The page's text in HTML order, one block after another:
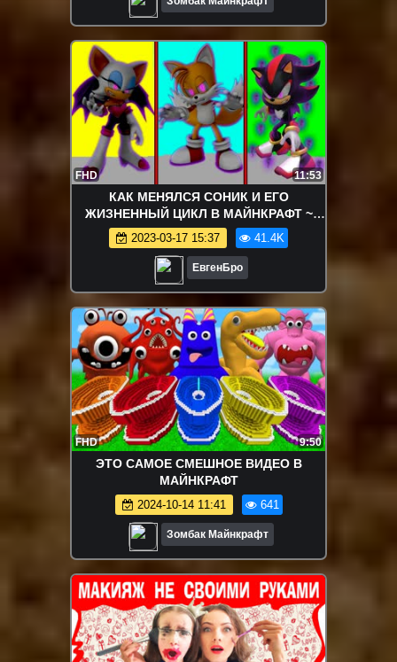
FHD 11:53
КАК МЕНЯЛСЯ СОНИК И ЕГО
ЖИЗНЕННЫЙ ЦИКЛ В МАЙНКРАФТ ~
ЭВОЛЮЦИЯ СОНИКА В MINECRAFT
SONIC
2023-03-17 15:37 41.4K
ЕвгенБро
FHD 9:50
ЭТО САМОЕ СМЕШНОЕ ВИДЕО В
МАЙНКРАФТ
2024-10-14 11:41 641
Зомбак Майнкрафт